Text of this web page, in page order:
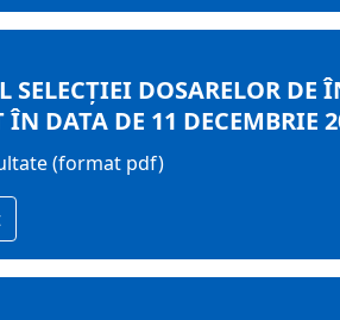
SELECŢIEI DOSARELOR
DATA DE 11 DECEMBRIE
(format pdf)